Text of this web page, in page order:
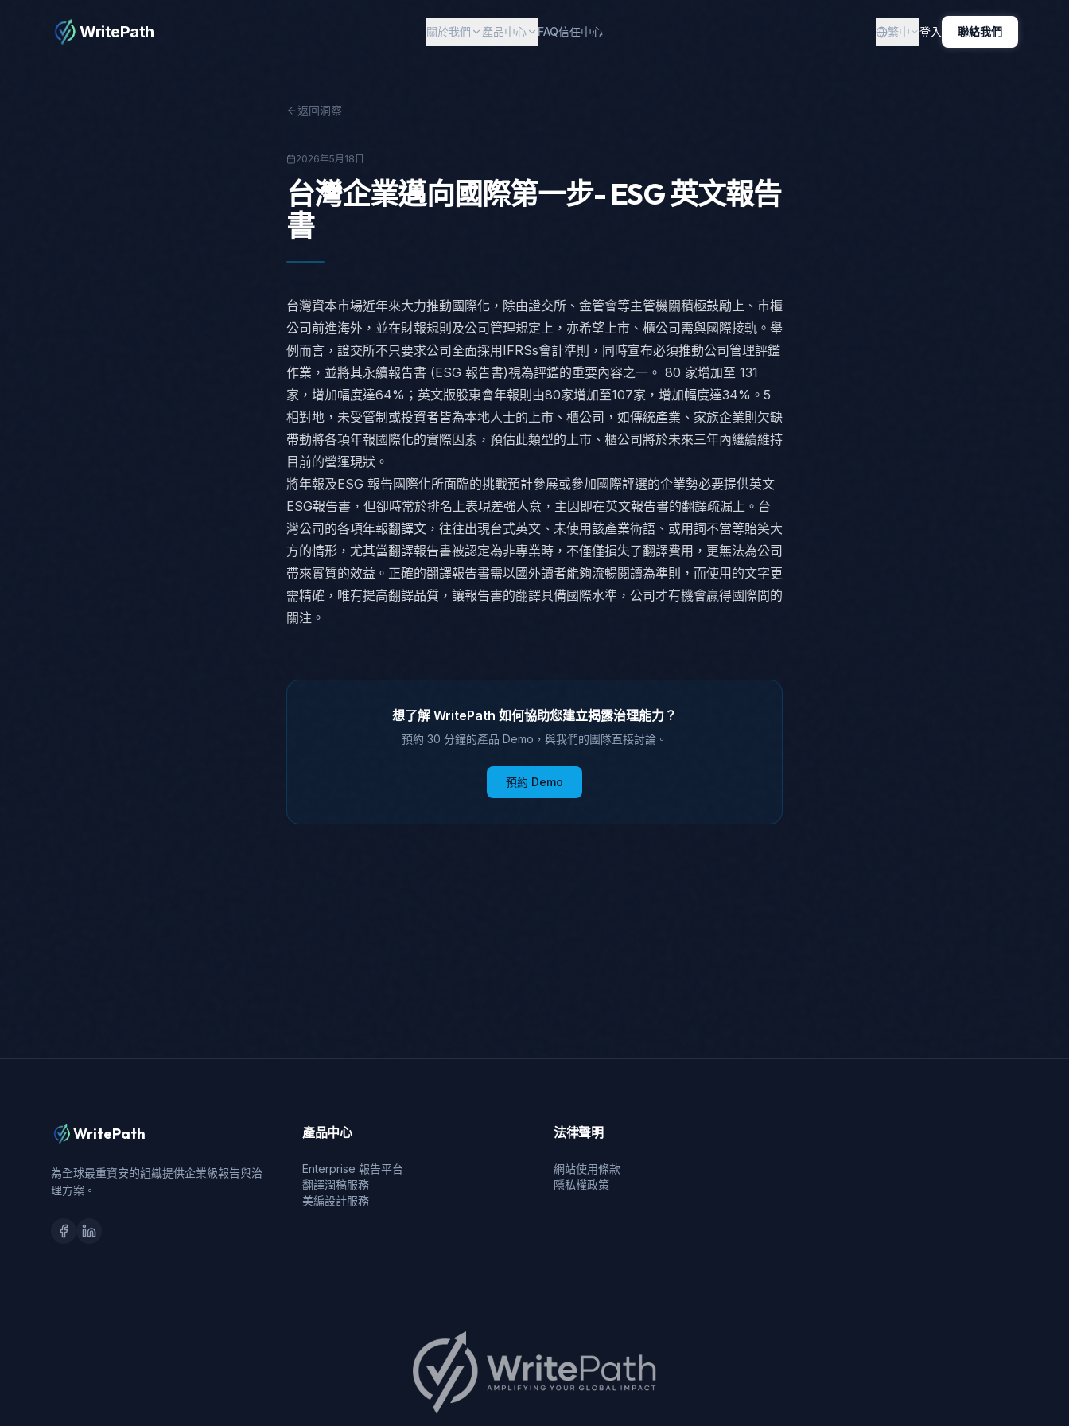
WritePath 關於我們 產品中心 FAQ信任中心 繁中 登入 聯絡我們
返回洞察
2026年5月18日
台灣企業邁向國際第一步- ESG 英文報告
書
台灣資本市場近年來大力推動國際化，除由證交所、金管會等主管機關積極鼓勵上、市櫃
公司前進海外，並在財報規則及公司管理規定上，亦希望上市、櫃公司需與國際接軌。舉
例而言，證交所不只要求公司全面採用IFRSs會計準則，同時宣布必須推動公司管理評鑑
作業，並將其永續報告書 (ESG 報告書)視為評鑑的重要內容之一。 80 家增加至 131
家，增加幅度達64%；英文版股東會年報則由80家增加至107家，增加幅度達34%。5
相對地，未受管制或投資者皆為本地人士的上市、櫃公司，如傳統產業、家族企業則欠缺
帶動將各項年報國際化的實際因素，預估此類型的上市、櫃公司將於未來三年內繼續維持
目前的營運現狀。
將年報及ESG 報告國際化所面臨的挑戰預計參展或參加國際評選的企業勢必要提供英文
ESG報告書，但卻時常於排名上表現差強人意，主因即在英文報告書的翻譯疏漏上。台
灣公司的各項年報翻譯文，往往出現台式英文、未使用該產業術語、或用詞不當等貽笑大
方的情形，尤其當翻譯報告書被認定為非專業時，不僅僅損失了翻譯費用，更無法為公司
帶來實質的效益。正確的翻譯報告書需以國外讀者能夠流暢閱讀為準則，而使用的文字更
需精確，唯有提高翻譯品質，讓報告書的翻譯具備國際水準，公司才有機會贏得國際間的
關注。
想了解 WritePath 如何協助您建立揭露治理能力？
預約 30 分鐘的產品 Demo，與我們的團隊直接討論。
預約 Demo
WritePath
為全球最重資安的組織提供企業級報告與治
理方案。
產品中心
Enterprise 報告平台
翻譯潤稿服務
美編設計服務
法律聲明
網站使用條款
隱私權政策